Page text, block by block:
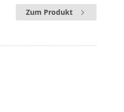
Zum Produkt